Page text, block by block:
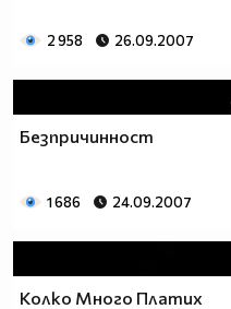
2 958 26.09.2007
Безпричинност
1 686 24.09.2007
Колко Много Платих